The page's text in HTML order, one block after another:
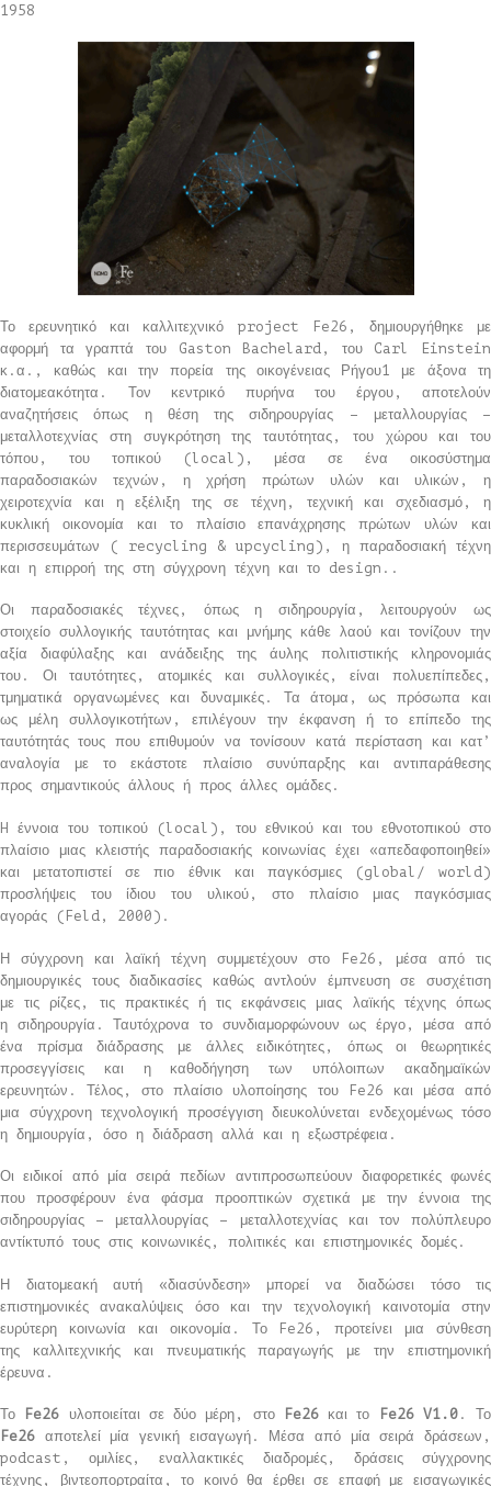
1958
Το ερευνητικό και καλλιτεχνικό project Fe26, δημιουργήθηκε με
αφορμή τα γραπτά του Gaston Bachelard, του Carl Einstein
κ.α., καθώς και την πορεία της οικογένειας Ρήγου1 με άξονα τη
διατομεακότητα. Τον κεντρικό πυρήνα του έργου, αποτελούν
αναζητήσεις όπως η θέση της σιδηρουργίας – μεταλλουργίας –
μεταλλοτεχνίας στη συγκρότηση της ταυτότητας, του χώρου και του
τόπου, του τοπικού (local), μέσα σε ένα οικοσύστημα
παραδοσιακών τεχνών, η χρήση πρώτων υλών και υλικών, η
χειροτεχνία και η εξέλιξη της σε τέχνη, τεχνική και σχεδιασμό, η
κυκλική οικονομία και το πλαίσιο επανάχρησης πρώτων υλών και
περισσευμάτων ( recycling & upcycling), η παραδοσιακή τέχνη
και η επιρροή της στη σύγχρονη τέχνη και το design..
Οι παραδοσιακές τέχνες, όπως η σιδηρουργία, λειτουργούν ως
στοιχείο συλλογικής ταυτότητας και μνήμης κάθε λαού και τονίζουν την
αξία διαφύλαξης και ανάδειξης της άυλης πολιτιστικής κληρονομιάς
του. Οι ταυτότητες, ατομικές και συλλογικές, είναι πολυεπίπεδες,
τμηματικά οργανωμένες και δυναμικές. Τα άτομα, ως πρόσωπα και
ως μέλη συλλογικοτήτων, επιλέγουν την έκφανση ή το επίπεδο της
ταυτότητάς τους που επιθυμούν να τονίσουν κατά περίσταση και κατ’
αναλογία με το εκάστοτε πλαίσιο συνύπαρξης και αντιπαράθεσης
προς σημαντικούς άλλους ή προς άλλες ομάδες.
H έννοια του τοπικού (local), του εθνικού και του εθνοτοπικού στο
πλαίσιο μιας κλειστής παραδοσιακής κοινωνίας έχει «απεδαφοποιηθεί»
και μετατοπιστεί σε πιο έθνικ και παγκόσμιες (global/ world)
προσλήψεις του ίδιου του υλικού, στο πλαίσιο μιας παγκόσμιας
αγοράς (Feld, 2000).
Η σύγχρονη και λαϊκή τέχνη συμμετέχουν στο Fe26, μέσα από τις
δημιουργικές τους διαδικασίες καθώς αντλούν έμπνευση σε συσχέτιση
με τις ρίζες, τις πρακτικές ή τις εκφάνσεις μιας λαϊκής τέχνης όπως
η σιδηρουργία. Ταυτόχρονα το συνδιαμορφώνουν ως έργο, μέσα από
ένα πρίσμα διάδρασης με άλλες ειδικότητες, όπως οι θεωρητικές
προσεγγίσεις και η καθοδήγηση των υπόλοιπων ακαδημαϊκών
ερευνητών. Τέλος, στο πλαίσιο υλοποίησης του Fe26 και μέσα από
μια σύγχρονη τεχνολογική προσέγγιση διευκολύνεται ενδεχομένως τόσο
η δημιουργία, όσο η διάδραση αλλά και η εξωστρέφεια.
Οι ειδικοί από μία σειρά πεδίων αντιπροσωπεύουν διαφορετικές φωνές
που προσφέρουν ένα φάσμα προοπτικών σχετικά με την έννοια της
σιδηρουργίας – μεταλλουργίας – μεταλλοτεχνίας και τον πολύπλευρο
αντίκτυπό τους στις κοινωνικές, πολιτικές και επιστημονικές δομές.
Η διατομεακή αυτή «διασύνδεση» μπορεί να διαδώσει τόσο τις
επιστημονικές ανακαλύψεις όσο και την τεχνολογική καινοτομία στην
ευρύτερη κοινωνία και οικονομία. Το Fe26, προτείνει μια σύνθεση
της καλλιτεχνικής και πνευματικής παραγωγής με την επιστημονική
έρευνα.
Το Fe26 υλοποιείται σε δύο μέρη, στο Fe26 και το Fe26 V1.0. Το
Fe26 αποτελεί μία γενική εισαγωγή. Μέσα από μία σειρά δράσεων,
podcast, ομιλίες, εναλλακτικές διαδρομές, δράσεις σύγχρονης
τέχνης, βιντεοπορτραίτα, το κοινό θα έρθει σε επαφή με εισαγωγικές